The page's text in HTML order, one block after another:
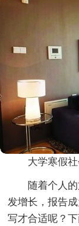
大学寒假
随着个人
发增长，报告
写才合适呢？